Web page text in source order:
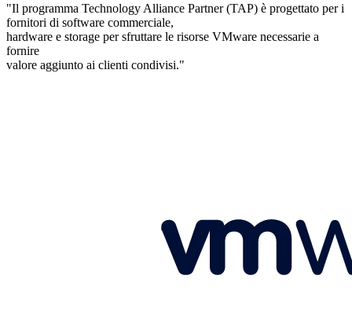
"Il programma Technology Alliance Partner (TAP) è progettato per i
fornitori di software commerciale,
hardware e storage per sfruttare le risorse VMware necessarie a
fornire
valore aggiunto ai clienti condivisi."